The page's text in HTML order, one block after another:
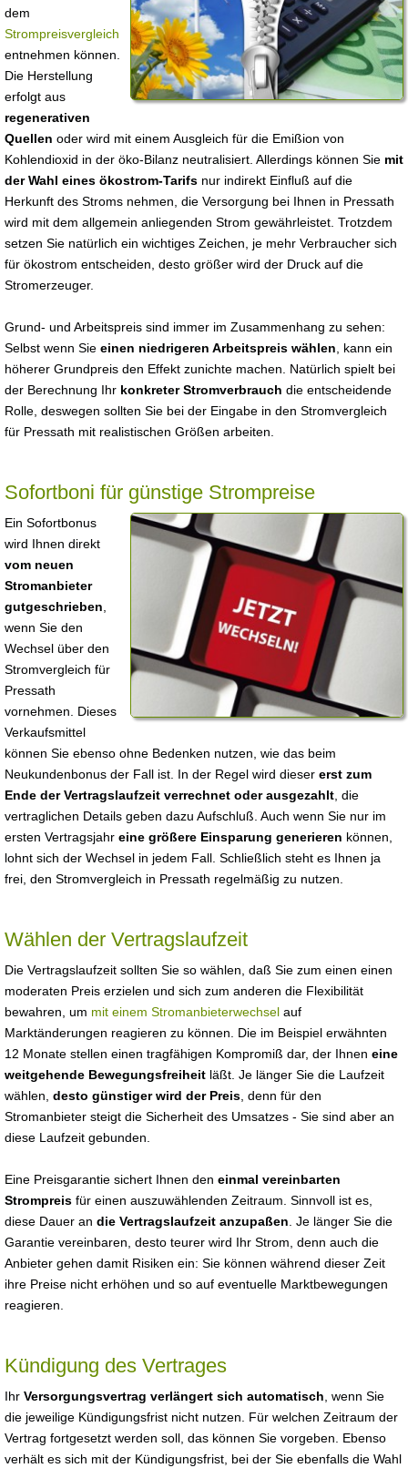
dem
Strompreisvergleich
entnehmen können.
Die Herstellung
erfolgt aus
regenerativen
Quellen oder wird mit einem Ausgleich für die Emißion von
Kohlendioxid in der öko-Bilanz neutralisiert. Allerdings können Sie mit
der Wahl eines ökostrom-Tarifs nur indirekt Einfluß auf die
Herkunft des Stroms nehmen, die Versorgung bei Ihnen in Pressath
wird mit dem allgemein anliegenden Strom gewährleistet. Trotzdem
setzen Sie natürlich ein wichtiges Zeichen, je mehr Verbraucher sich
für ökostrom entscheiden, desto größer wird der Druck auf die
Stromerzeuger.
Grund- und Arbeitspreis sind immer im Zusammenhang zu sehen:
Selbst wenn Sie einen niedrigeren Arbeitspreis wählen , kann ein
höherer Grundpreis den Effekt zunichte machen. Natürlich spielt bei
der Berechnung Ihr konkreter Stromverbrauch die entscheidende
Rolle, deswegen sollten Sie bei der Eingabe in den Stromvergleich
für Pressath mit realistischen Größen arbeiten.
Sofortboni für günstige Strompreise
Ein Sofortbonus
wird Ihnen direkt
vom neuen
Stromanbieter
gutgeschrieben
wenn Sie den
Wechsel über den
Stromvergleich für
Pressath
vornehmen. Dieses
Verkaufsmittel
können Sie ebenso ohne Bedenken nutzen, wie das beim
Neukundenbonus der Fall ist. In der Regel wird dieser erst zum
Ende der Vertragslaufzeit verrechnet oder ausgezahlt , die
vertraglichen Details geben dazu Aufschluß. Auch wenn Sie nur im
ersten Vertragsjahr eine größere Einsparung generieren können,
lohnt sich der Wechsel in jedem Fall. Schließlich steht es Ihnen ja
frei, den Stromvergleich in Pressath regelmäßig zu nutzen.
Wählen der Vertragslaufzeit
Die Vertragslaufzeit sollten Sie so wählen, daß Sie zum einen einen
moderaten Preis erzielen und sich zum anderen die Flexibilität
bewahren, um mit einem Stromanbieterwechsel auf
Marktänderungen reagieren zu können. Die im Beispiel erwähnten
12 Monate stellen einen tragfähigen Kompromiß dar, der Ihnen eine
weitgehende Bewegungsfreiheit läßt. Je länger Sie die Laufzeit
wählen, desto günstiger wird der Preis , denn für den
Stromanbieter steigt die Sicherheit des Umsatzes - Sie sind aber an
diese Laufzeit gebunden.
Eine Preisgarantie sichert Ihnen den einmal vereinbarten
Strompreis für einen auszuwählenden Zeitraum. Sinnvoll ist es,
diese Dauer an die Vertragslaufzeit anzupaßen . Je länger Sie die
Garantie vereinbaren, desto teurer wird Ihr Strom, denn auch die
Anbieter gehen damit Risiken ein: Sie können während dieser Zeit
ihre Preise nicht erhöhen und so auf eventuelle Marktbewegungen
reagieren.
Kündigung des Vertrages
Ihr Versorgungsvertrag verlängert sich automatisch , wenn Sie
die jeweilige Kündigungsfrist nicht nutzen. Für welchen Zeitraum der
Vertrag fortgesetzt werden soll, das können Sie vorgeben. Ebenso
verhält es sich mit der Kündigungsfrist, bei der Sie ebenfalls die Wahl